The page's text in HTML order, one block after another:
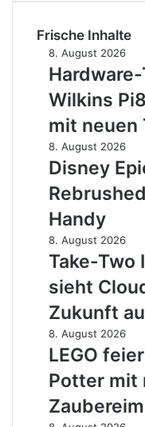
Frische Inhalte
Hardware-
Test
Bowers
&
Wilkins
Pi8
–
Old
Fashioned
mit
neuen
Tricks
8. August 2026
Wilkins
mit neuen
Disney
Epic
Mickey:
Rebrushed
–
Malen
auf
dem
Handy
8. August 2026
Disney
Handy
Take-
Two
Interactive
CEO
sieht
Cloud
Gaming
in
naher
Zukunft
auf
dem
8. August 2026
Take-Two
sieht
Zukunft
LEGO
feiert
Jahre
Harry
Potter
8. August 2026
LEGO
Potter mit